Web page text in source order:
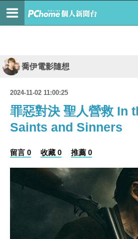
喬伊電影隨想
2024-11-02 11:00:25
罪惡對決 聖人營救 In
Saints and Sinners
留言 0 收藏 0 推薦 0